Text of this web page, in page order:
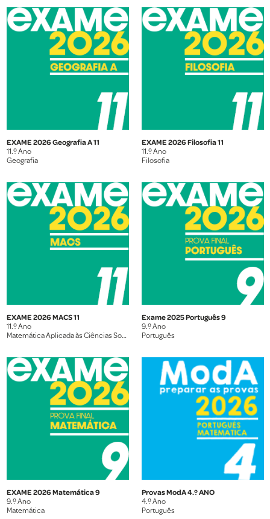
EXAME 2026 Geografia A 11
11.º Ano
Geografia
EXAME 2026 Filosofia 11
11.º Ano
Filosofia
EXAME 2026 MACS 11
11.º Ano
Matemática Aplicada às Ciências Sociais
Exame 2025 Português 9
9.º Ano
Português
EXAME 2026 Matemática 9
9.º Ano
Matemática
Provas ModA 4.º ANO
4.º Ano
Português